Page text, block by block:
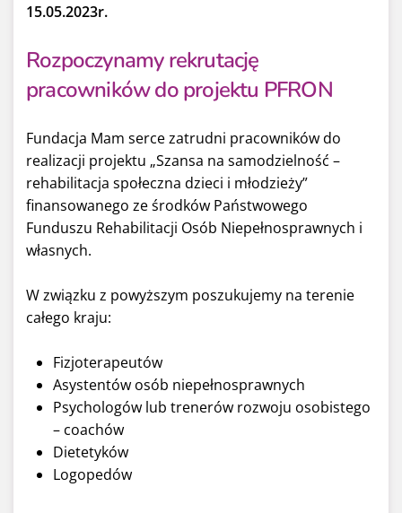
15.05.2023r.
Rozpoczynamy rekrutację
pracowników do projektu PFRON
Fundacja Mam serce zatrudni pracowników do
realizacji projektu „Szansa na samodzielność –
rehabilitacja społeczna dzieci i młodzieży”
finansowanego ze środków Państwowego
Funduszu Rehabilitacji Osób Niepełnosprawnych i
własnych.
W związku z powyższym poszukujemy na terenie
całego kraju:
Fizjoterapeutów
Asystentów osób niepełnosprawnych
Psychologów lub trenerów rozwoju osobistego
– coachów
Dietetyków
Logopedów